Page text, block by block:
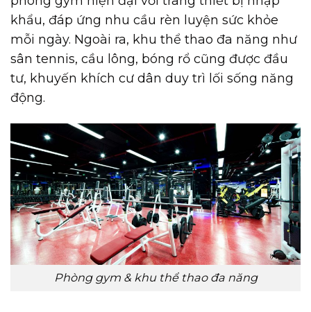
khẩu, đáp ứng nhu cầu rèn luyện sức khỏe
mỗi ngày. Ngoài ra, khu thể thao đa năng như
sân tennis, cầu lông, bóng rổ cũng được đầu
tư, khuyến khích cư dân duy trì lối sống năng
động.
Phòng gym & khu thể thao đa năng